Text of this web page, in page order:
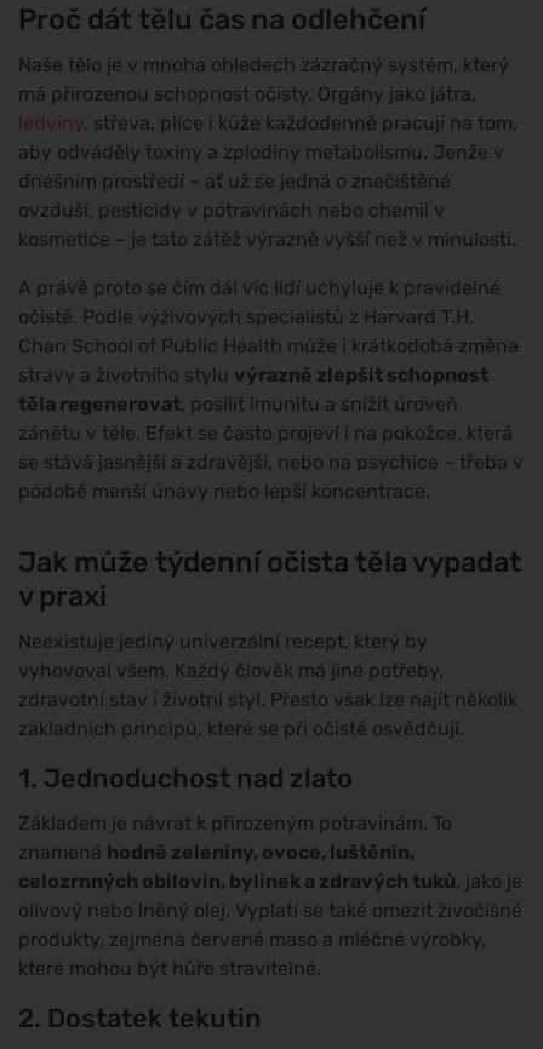
Proč dát tělu čas na odlehčení
Naše tělo je v mnoha ohledech zázračný systém, který
má přirozenou schopnost očisty. Orgány jako játra,
ledviny, střeva, plíce i kůže každodenně pracují na tom,
aby odváděly toxiny a zplodiny metabolismu. Jenže v
dnešním prostředí – ať už se jedná o znečištěné
ovzduší, pesticidy v potravinách nebo chemii v
kosmetice – je tato zátěž výrazně vyšší než v minulosti.
A právě proto se čím dál víc lidí uchyluje k pravidelné
očistě. Podle výživových specialistů z Harvard T.H.
Chan School of Public Health může i krátkodobá změna
stravy a životního stylu výrazně zlepšit schopnost
těla regenerovat, posílit imunitu a snížit úroveň
zánětu v těle. Efekt se často projeví i na pokožce, která
se stává jasnější a zdravější, nebo na psychice – třeba v
podobě menší únavy nebo lepší koncentrace.
Jak může týdenní očista těla vypadat
v praxi
Neexistuje jediný univerzální recept, který by
vyhovoval všem. Každý člověk má jiné potřeby,
zdravotní stav i životní styl. Přesto však lze najít několik
základních principů, které se při očistě osvědčují.
1. Jednoduchost nad zlato
Základem je návrat k přirozeným potravinám. To
znamená hodně zeleniny, ovoce, luštěnin,
celozrnných obilovin, bylinek a zdravých tuků, jako je
olivový nebo lněný olej. Vyplatí se také omezit živočišné
produkty, zejména červené maso a mléčné výrobky,
které mohou být hůře stravitelné.
2. Dostatek tekutin